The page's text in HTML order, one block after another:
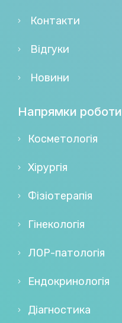
Контакти
Відгуки
Новини
Напрямки роботи
Косметологія
Хірургія
Фізіотерапія
Гінекологія
ЛОР-патологія
Ендокринологія
Діагностика